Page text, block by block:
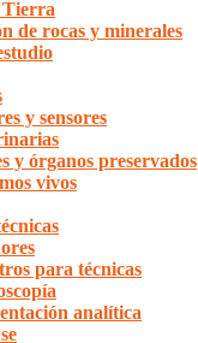
Tierra
de rocas y minerales
y sensores
y órganos preservados
vivos
para técnicas
analítica